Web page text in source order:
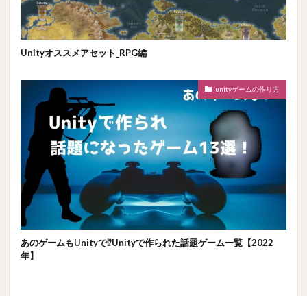
Unityオススメアセット_RPG編
unityゲームの作り方
あのゲームもUnityで⁉Unityで作られた話題ゲーム一覧【2022
年】